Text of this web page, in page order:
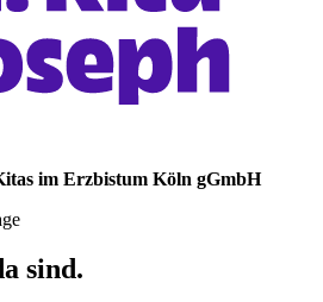
im Erzbistum Köln gGmbH
sind.